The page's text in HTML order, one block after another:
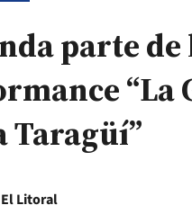
parte de
“La
Taragüí”
Litoral